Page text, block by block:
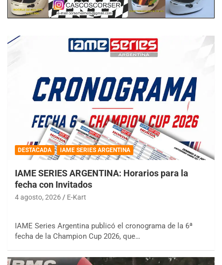
DESTACADA IAME SERIES ARGENTINA
IAME SERIES ARGENTINA: Horarios para la
fecha con Invitados
4 agosto, 2026 E-Kart
IAME Series Argentina publicó el cronograma de la 6ª
fecha de la Champion Cup 2026, que…